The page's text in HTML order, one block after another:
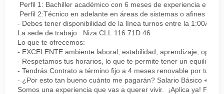
Perfil 1: Bachiller académico con 6 meses de experiencia en
Perfil 2:Técnico en adelante en áreas de sistemas o afines
- Debes tener disponibilidad de la línea turnos entre la 1:00AM
La sede de trabajo : Niza CLL 116 71D 46
Lo que te ofrecemos:
- EXCELENTE ambiente laboral, estabilidad, aprendizaje,
- Respetamos tus horarios, lo que te permite tener un equilibrio
- Tendrás Contrato a término fijo a 4 meses renovable por tu
- ¿Por esto tan bueno cuánto me pagarán? Salario Básico +
Somos una experiencia que vas a querer vivir. ¡Aplica ya!